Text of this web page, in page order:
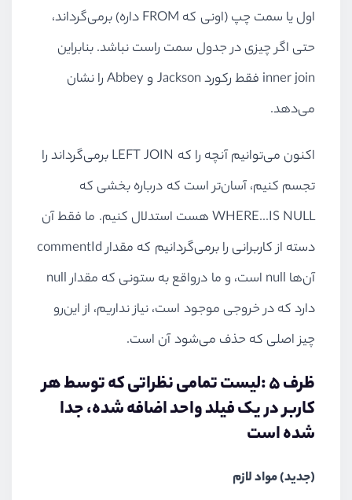
اول یا سمت چپ (اونی که FROMداره) برمی‌گرداند،
حتی اگر چیزی در جدول سمت راست نباشد. بنابراین
inner join فقط رکوردJackson وAbbeyرا نشان
می‌دهد.
اکنون می‌توانیم آنچه را که LEFT JOINبرمی‌گرداند را
تجسم کنیم، آسان‌تر است که درباره بخشی که
WHERE...IS NULLهست استدلال کنیم. ما فقط آن
دسته از کاربرانی را برمی‌گردانیم که مقدارcommentId
آن‌ها null است، و ما در‌واقع به ستونی که مقدارnull
دارد که در خروجی موجود است، ‌نیاز نداریم، از این‌رو
چیز اصلی که حذف می‌شود آن است.
ظرف ۵ :لیست تمامی نظراتی که توسط هر
کاربر در یک فیلد واحد اضافه شده، جدا
شده است
(جدید) مواد لازم